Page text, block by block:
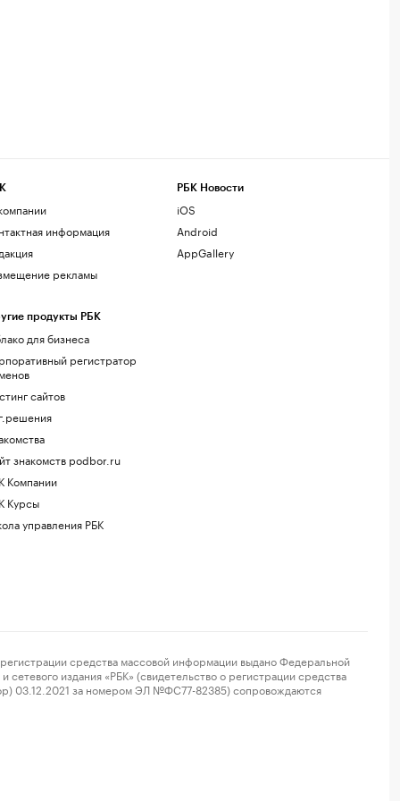
информация
рекламы
продукты РБК
для бизнеса
регистратор
сайтов
знакомств podbor.ru
Компании
Курсы
управления РБК
РБК Новости
iOS
Android
AppGallery
средства массовой информации выдано Федеральной
издания «РБК» (свидетельство о регистрации средства
03.12.2021 за номером ЭЛ №ФС77-82385) сопровождаются